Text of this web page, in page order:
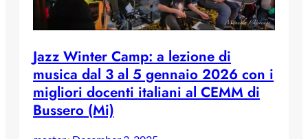
Jazz Winter Camp: a lezione di
musica dal 3 al 5 gennaio 2026 con i
migliori docenti italiani al CEMM di
Bussero (Mi)